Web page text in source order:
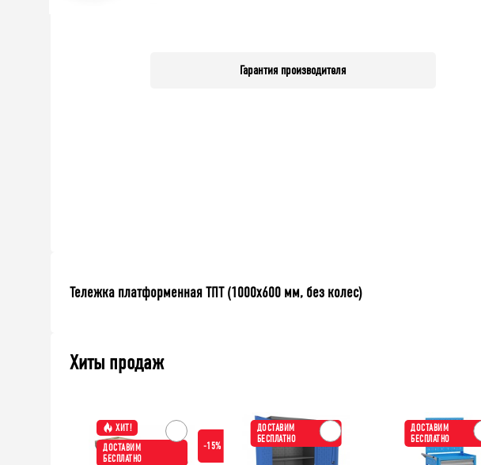
Гарантия производителя
Тележка платформенная ТПТ (1000x600 мм, без колес)
Хиты продаж
ХИТ!
ДОСТАВИМ
БЕСПЛАТНО
-15%
ДОСТАВИМ
БЕСПЛАТНО
ДОСТАВИМ
БЕСПЛАТНО